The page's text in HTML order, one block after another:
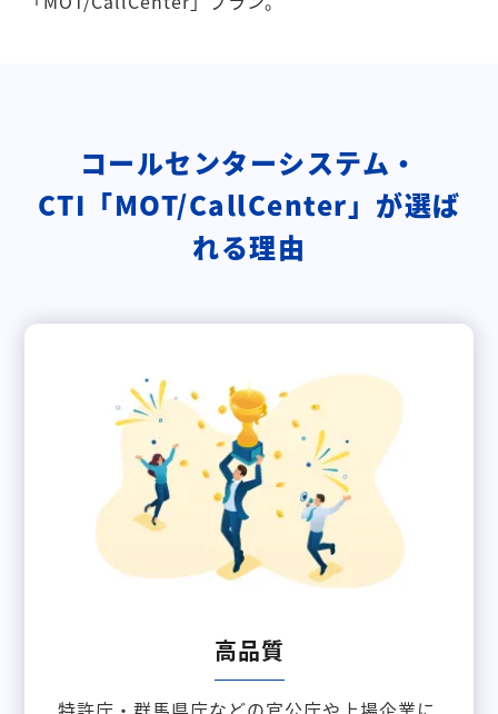
コールセンターシステム・
CTI「MOT/CallCenter」が選ば
れる理由
高品質